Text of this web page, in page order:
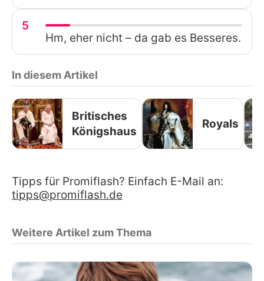
5
Hm, eher nicht – da gab es Besseres.
In diesem Artikel
Britisches
Königshaus
Royals
Tipps für Promiflash? Einfach E-Mail an:
tipps@promiflash.de
Weitere Artikel zum Thema